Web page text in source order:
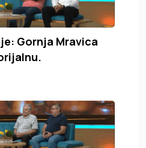
Gornja Mravica